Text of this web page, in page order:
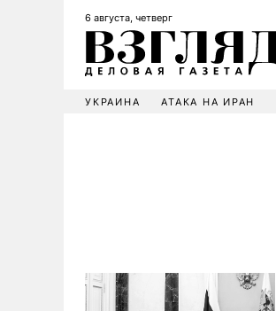
6 августа, четверг
УКРАИНА АТАКА НА ИРАН